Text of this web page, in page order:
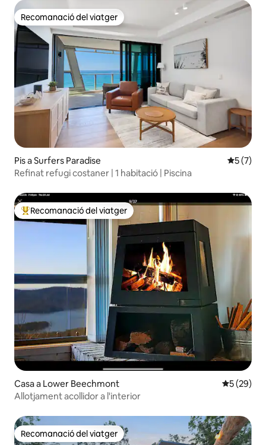
Recomanació del viatger
Recomanació del viatger
Pis a Surfers Paradise 5 de
5 (7)
Refinat refugi costaner | 1 habitació | Piscina
Principals recomanacions dels viatgers
Recomanació del viatger
Casa a Lower Beechmont 5 de
5 (29)
Allotjament acollidor a l'interior
Recomanació del viatger
Recomanació del viatger